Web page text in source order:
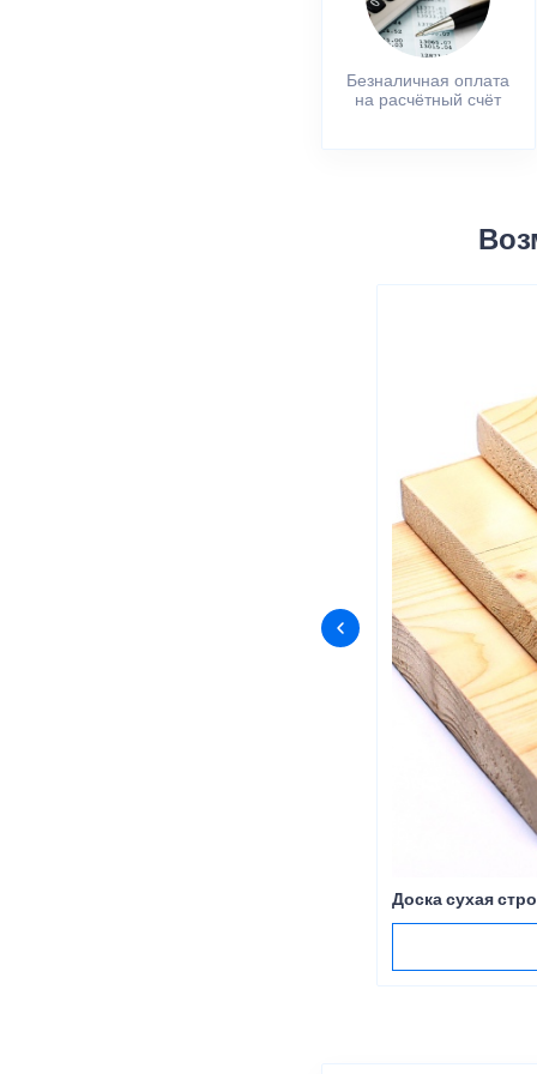
Безналичная оплата
на расчётный счёт
Доска сухая